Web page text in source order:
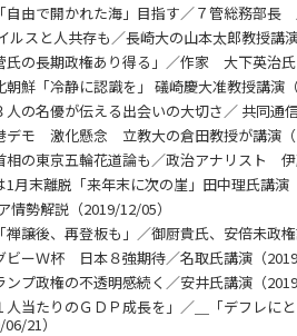
由で開かれた海」目指す／７管総務部長
ルスと人共存も／長崎大の山本太郎教授講
の長期政権あり得る」／作家 大下英治
鮮「冷静に認識を」 礒崎慶大准教授講演
の名優が伝える出会いの大切さ／ 共同通
デモ 激化懸念 立教大の倉田教授が講演
の東京五輪花道論も／政治アナリスト
1月末離脱「来年末に次の崖」田中理氏講演
情勢解説（2019/12/05）
譲後、再登板も」／御厨貴氏、安倍未政
ビーＷ杯 日本８強期待／名取氏講演（
プ政権の不透明感続く／安井氏講演（
人当たりのＧＤＰ成長を」／＿「デフレに
21）